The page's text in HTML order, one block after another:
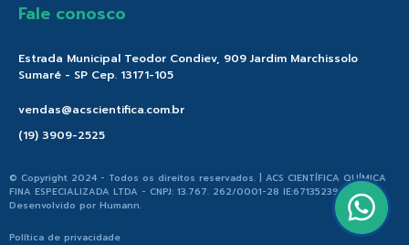
Fale conosco
Estrada Municipal Teodor Condiev, 909 Jardim Marchissolo
Sumaré - SP Cep. 13171-105
vendas@acscientifica.com.br
(19) 3909-2525
© Copyright 2024 - Todos os direitos reservados. | ACS CIENTÍFICA QUÍMICA
FINA ESPECIALIZADA LTDA - CNPJ: 13.767. 262/0001-28 IE:671352396.176 |
Desenvolvido por Humann.
Política de privacidade